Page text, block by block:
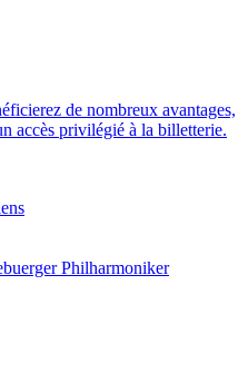
de nombreux avantages,
accès privilégié à la billetterie.
Philharmoniker